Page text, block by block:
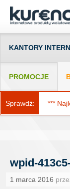
KANTORY
PROMOCJE
Sprawdź: ***
wpid-
1 marca 2016